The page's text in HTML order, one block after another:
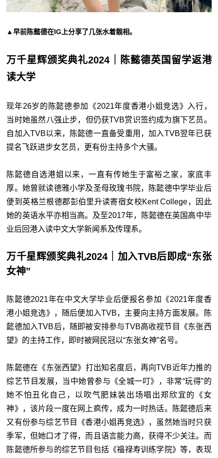
▲早前陈懿德在IG上分享了几张水着靓相。
万千星辉颁奖典礼2024｜陈懿德英国留学返港
读大学
现年26岁的陈懿德参加《2021年度香港小姐竞选》入行，
当时她虽然八强止步，但仍获TVB赏识签约成为旗下艺员。
自加入TVB以来，陈懿德一直备受重用，加入TVB翌年已获
提名飞跃进步女艺员，更有份主持多个大骚。
陈懿德自选港姐以来，一直有传她生于富裕之家，家底丰
厚。她曾就读德雅小学及圣母玫瑰书院，陈懿德中学毕业后
便到英格兰根德郡彭伯里升读寄宿女校Kent College，因此
她的英语水平亦相当高。及至2017年，陈懿德在英国高中毕
业后回港入读中文大学新闻系及传理系。
万千星辉颁奖典礼2024｜加入TVB后即成“东张
女神”
陈懿德2021年在中文大学毕业后便报名参加《2021年度香
港小姐竞选》，随后便加入TVB，主要向主持方面发展。陈
懿德加入TVB后，随即被安排参与TVB高收视节目《东张西
望》的主持工作，即时被网民冠以“东张女神”名号。
陈懿德在《东张西望》打出知名度后，再向TVB近年力推的
综艺节目发展，当中她曾参与《全城一叮》，非常“玩得”的
她不怕丑化自己，以吹气肥妹装出场唱出郑欣宜的《女
神》，该片段一度在网上疯传，成为一时热话。陈懿德后来
又有份参与综艺节目《香港小姐再竞选》，虽然她当时只获
季军，但她口才了得，而且语言能力高，获得不少关注。而
陈懿德所参与的综艺节目包括《福禄寿训练学院》等，表现